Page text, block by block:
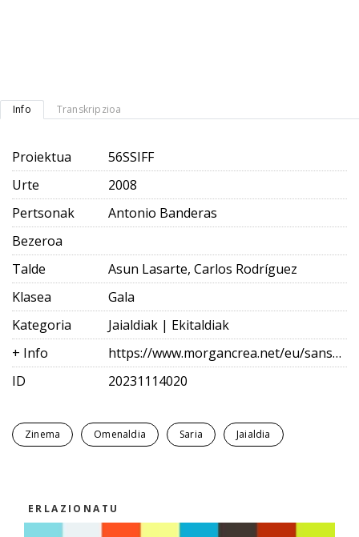
Info Transkripzioa
Proiektua
56SSIFF
Urte
2008
Pertsonak
Antonio Banderas
Bezeroa
Talde
Asun Lasarte, Carlos Rodríguez
Klasea
Gala
Kategoria
Jaialdiak | Ekitaldiak
+ Info
https://www.morgancrea.net/eu/sansebastianfes.html
ID
20231114020
Zinema Omenaldia Saria Jaialdia
ERLAZIONATU